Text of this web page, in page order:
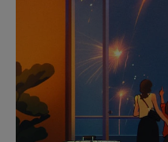
PAUSE
LE
SON